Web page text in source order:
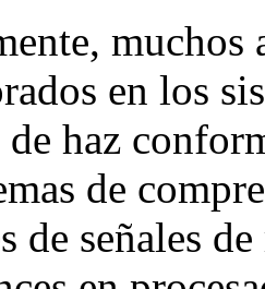
muchos
en los
de haz
de
de señales